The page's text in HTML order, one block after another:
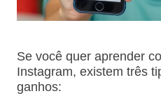
Se você quer aprender
Instagram, existem três
ganhos: